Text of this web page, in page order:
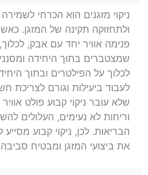
ניקוי מזגנים הוא הכרחי
ולתחזוקה תקינה של המזגן.
פנימה אוויר יחד עם אבק,
שמצטברים בתוך היחידה
לכלוך על הפילטרים ובתוך
לעבוד ביעילות וגורם לצריכת
שלא עובר ניקוי קבוע פולט
וריחות לא נעימים, העלולים
הבריאות. לכן, ניקוי קבוע
את ביצועי המזגן ומבטיח סביבה